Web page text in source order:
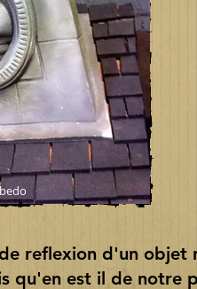
reflexion d'un objet
qu'en est il de notre